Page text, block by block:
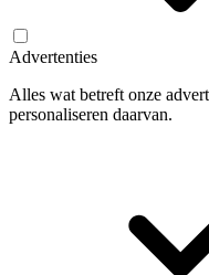
Advertenties
Alles wat betreft onze
personaliseren daarvan.